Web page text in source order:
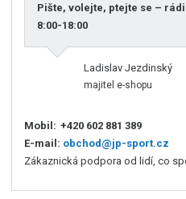
Pište, volejte, ptejte se –
8:00-18:00
Ladislav Jezdinský
majitel e-shopu
Mobil: +420 602 881 389
E-mail: obchod@jp-sport.cz
Zákaznická podpora od lidí, co